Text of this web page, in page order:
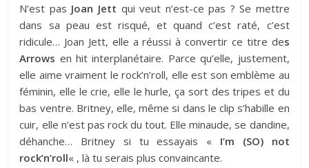
N’est pas Joan Jett qui veut n’est-ce pas ? Se mettre
dans sa peau est risqué, et quand c’est raté, c’est
ridicule… Joan Jett, elle a réussi à convertir ce titre des
Arrows en hit interplanétaire. Parce qu’elle, justement,
elle aime vraiment le rock’n’roll, elle est son emblème au
féminin, elle le crie, elle le hurle, ça sort des tripes et du
bas ventre. Britney, elle, même si dans le clip s’habille en
cuir, elle n’est pas rock du tout. Elle minaude, se dandine,
déhanche… Britney si tu essayais « I’m (SO) not
rock’n’roll« , là tu serais plus convaincante.